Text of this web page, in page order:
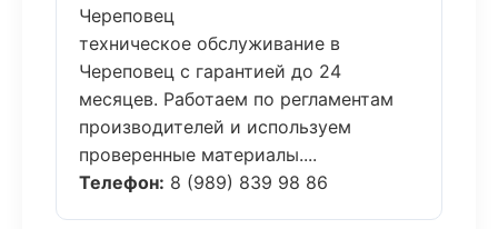
Череповец
техническое обслуживание в
Череповец с гарантией до 24
месяцев. Работаем по регламентам
производителей и используем
проверенные материалы....
Телефон: 8 (989) 839 98 86